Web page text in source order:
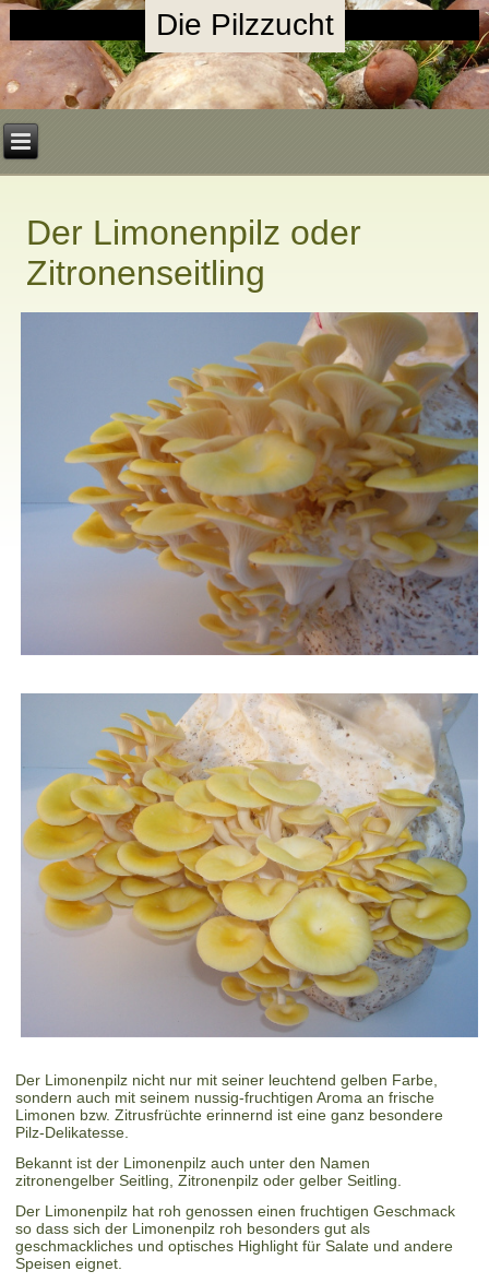
Die Pilzzucht
Der Limonenpilz oder
Zitronenseitling
Der Limonenpilz nicht nur mit seiner leuchtend gelben Farbe,
sondern auch mit seinem nussig-fruchtigen Aroma an frische
Limonen bzw. Zitrusfrüchte erinnernd ist eine ganz besondere
Pilz-Delikatesse.
Bekannt ist der Limonenpilz auch unter den Namen
zitronengelber Seitling, Zitronenpilz oder gelber Seitling.
Der Limonenpilz hat roh genossen einen fruchtigen Geschmack
so dass sich der Limonenpilz roh besonders gut als
geschmackliches und optisches Highlight für Salate und andere
Speisen eignet.